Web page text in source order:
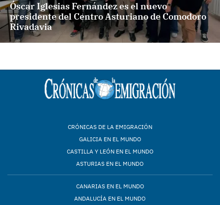
Óscar Iglesias Fernández es el nuevo
presidente del Centro Asturiano de Comodoro
Rivadavia
CRÓNICAS DE LA EMIGRACIÓN
GALICIA EN EL MUNDO
CASTILLA Y LEÓN EN EL MUNDO
ASTURIAS EN EL MUNDO
CANARIAS EN EL MUNDO
ANDALUCÍA EN EL MUNDO